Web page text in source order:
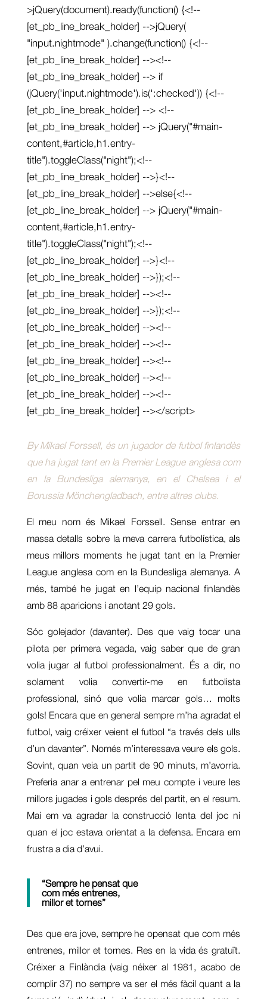
>jQuery(document).ready(function() {<!--
[et_pb_line_break_holder] -->jQuery(
"input.nightmode" ).change(function() {<!--
[et_pb_line_break_holder] --><!--
[et_pb_line_break_holder] --> if
(jQuery('input.nightmode').is(':checked')) {<!--
[et_pb_line_break_holder] --> <!--
[et_pb_line_break_holder] --> jQuery("#main-
content,#article,h1.entry-
title").toggleClass("night");<!--
[et_pb_line_break_holder] -->}<!--
[et_pb_line_break_holder] -->else{<!--
[et_pb_line_break_holder] --> jQuery("#main-
content,#article,h1.entry-
title").toggleClass("night");<!--
[et_pb_line_break_holder] -->}<!--
[et_pb_line_break_holder] -->});<!--
[et_pb_line_break_holder] --><!--
[et_pb_line_break_holder] -->});<!--
[et_pb_line_break_holder] --><!--
[et_pb_line_break_holder] --><!--
[et_pb_line_break_holder] --><!--
[et_pb_line_break_holder] --><!--
[et_pb_line_break_holder] --><!--
[et_pb_line_break_holder] --></script>
By Mikael Forssell, és un jugador de futbol finlandès
que ha jugat tant en la Premier League anglesa com
en la Bundesliga alemanya, en el Chelsea i el
Borussia Mönchengladbach, entre altres clubs.
El meu nom és Mikael Forssell. Sense entrar en
massa detalls sobre la meva carrera futbolística, als
meus millors moments he jugat tant en la Premier
League anglesa com en la Bundesliga alemanya. A
més, també he jugat en l’equip nacional finlandès
amb 88 aparicions i anotant 29 gols.
Sóc golejador (davanter). Des que vaig tocar una
pilota per primera vegada, vaig saber que de gran
volia jugar al futbol professionalment. És a dir, no
solament volia convertir-me en futbolista
professional, sinó que volia marcar gols… molts
gols! Encara que en general sempre m’ha agradat el
futbol, vaig créixer veient el futbol “a través dels ulls
d’un davanter”. Només m’interessava veure els gols.
Sovint, quan veia un partit de 90 minuts, m’avorria.
Preferia anar a entrenar pel meu compte i veure les
millors jugades i gols després del partit, en el resum.
Mai em va agradar la construcció lenta del joc ni
quan el joc estava orientat a la defensa. Encara em
frustra a dia d’avui.
“Sempre he pensat que
com més entrenes,
millor et tornes”
Des que era jove, sempre he opensat que com més
entrenes, millor et tornes. Res en la vida és gratuït.
Créixer a Finlàndia (vaig néixer al 1981, acabo de
complir 37) no sempre va ser el més fàcil quant a la